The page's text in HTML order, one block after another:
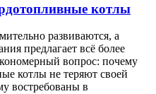
котлы
развиваются, а
предлагает всё более
вопрос: почему
котлы не теряют своей
востребованы в